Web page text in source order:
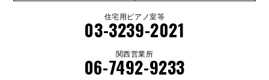
住宅用ピアノ室等
03-3239-2021
関西営業所
06-7492-9233